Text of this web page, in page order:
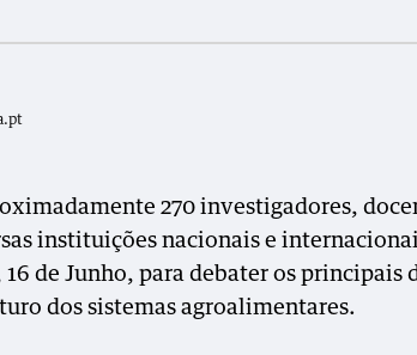
270 investigadores,
instituições nacionais e
de Junho, para debater os principais
dos sistemas agroalimentares.